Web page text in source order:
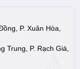
P. Xuân Hòa,
Trung, P. Rạch Giá,